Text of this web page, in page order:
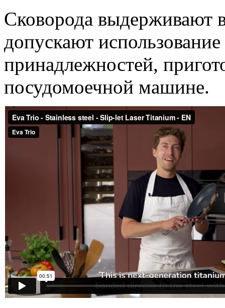
Сковорода выдерживают
допускают
принадлежностей,
посудомоечной машине.